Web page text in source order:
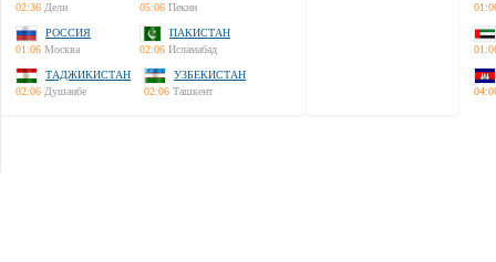
02:36 Дели
05:06 Пекин
РОССИЯ
01:06 Москва
ПАКИСТАН
02:06 Исламабад
ТАДЖИКИСТАН
02:06 Душанбе
УЗБЕКИСТАН
02:06 Ташкент